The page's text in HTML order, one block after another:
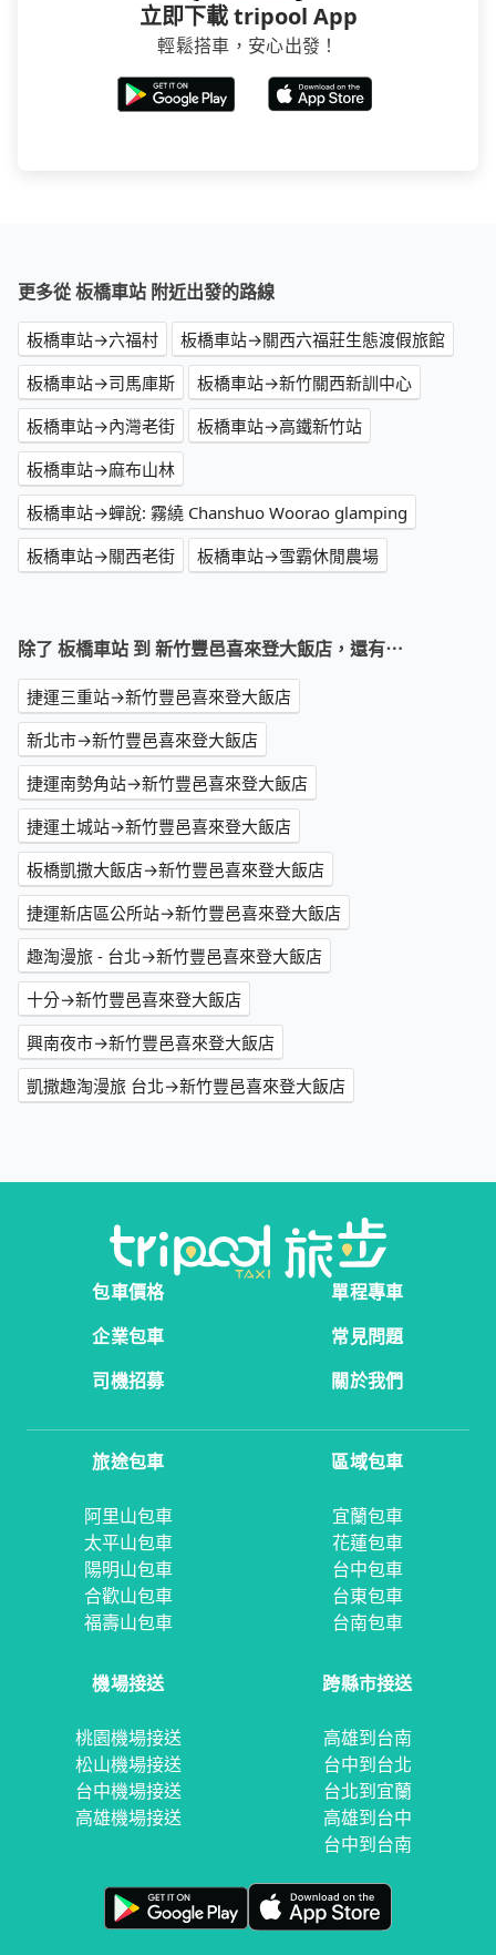
立即下載 tripool App
輕鬆搭車，安心出發！
更多從 板橋車站 附近出發的路線
板橋車站→六福村
板橋車站→關西六福莊生態渡假旅館
板橋車站→司馬庫斯
板橋車站→新竹關西新訓中心
板橋車站→內灣老街
板橋車站→高鐵新竹站
板橋車站→麻布山林
板橋車站→蟬說: 霧繞 Chanshuo Woorao glamping
板橋車站→關西老街
板橋車站→雪霸休閒農場
除了 板橋車站 到 新竹豐邑喜來登大飯店，還有⋯
捷運三重站→新竹豐邑喜來登大飯店
新北市→新竹豐邑喜來登大飯店
捷運南勢角站→新竹豐邑喜來登大飯店
捷運土城站→新竹豐邑喜來登大飯店
板橋凱撒大飯店→新竹豐邑喜來登大飯店
捷運新店區公所站→新竹豐邑喜來登大飯店
趣淘漫旅 - 台北→新竹豐邑喜來登大飯店
十分→新竹豐邑喜來登大飯店
興南夜市→新竹豐邑喜來登大飯店
凱撒趣淘漫旅 台北→新竹豐邑喜來登大飯店
包車價格
單程專車
企業包車
常見問題
司機招募
關於我們
旅途包車
阿里山包車
太平山包車
陽明山包車
合歡山包車
福壽山包車
區域包車
宜蘭包車
花蓮包車
台中包車
台東包車
台南包車
機場接送
桃園機場接送
松山機場接送
台中機場接送
高雄機場接送
跨縣市接送
高雄到台南
台中到台北
台北到宜蘭
高雄到台中
台中到台南